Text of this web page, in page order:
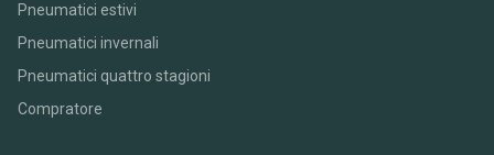
Pneumatici estivi
Pneumatici invernali
Pneumatici quattro stagioni
Compratore